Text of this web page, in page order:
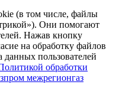
(в том числе, файлы
Они помогают
Нажав кнопку
на обработку файлов
данных пользователей
обработки
межрегионгаз